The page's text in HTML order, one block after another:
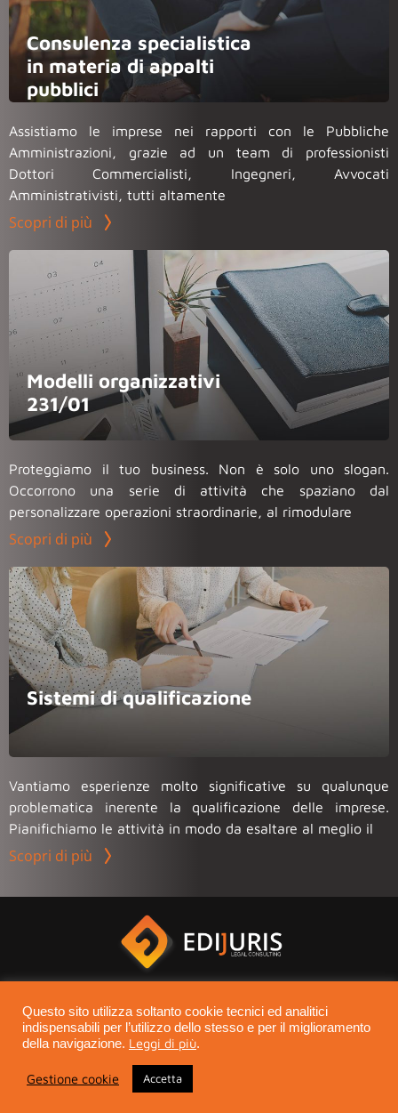
Consulenza specialistica
in materia di appalti
pubblici
Assistiamo le imprese nei rapporti con le Pubbliche
Amministrazioni, grazie ad un team di professionisti
Dottori Commercialisti, Ingegneri, Avvocati
Amministrativisti, tutti altamente
Scopri di più
Modelli organizzativi
231/01
Proteggiamo il tuo business. Non è solo uno slogan.
Occorrono una serie di attività che spaziano dal
personalizzare operazioni straordinarie, al rimodulare
Scopri di più
Sistemi di qualificazione
Vantiamo esperienze molto significative su qualunque
problematica inerente la qualificazione delle imprese.
Pianifichiamo le attività in modo da esaltare al meglio il
Scopri di più
Edijuris - Legal consulting © 2021 - Tutti i diritti riservati - P.IVA
07669620630
Privacy Policy
Questo sito utilizza soltanto cookie tecnici ed analitici
indispensabili per l’utilizzo dello stesso e per il miglioramento
della navigazione. Leggi di più.
Gestione cookie Accetta